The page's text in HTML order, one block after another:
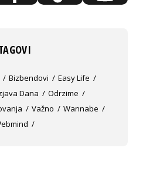
Bizbendovi
Easy Life
Dana
Odrzime
Važno
Wannabe